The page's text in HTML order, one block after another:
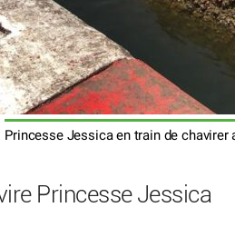
Princesse Jessica en train de chavirer
Princesse Jessica